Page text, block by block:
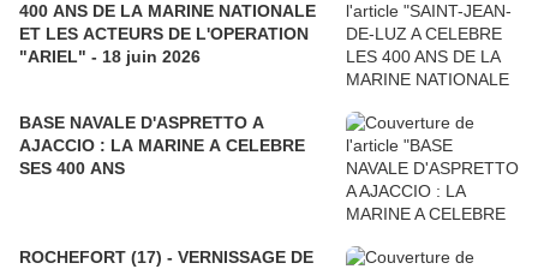
400 ANS DE LA MARINE NATIONALE
ET LES ACTEURS DE L'OPERATION
"ARIEL" - 18 juin 2026
BASE NAVALE D'ASPRETTO A
AJACCIO : LA MARINE A CELEBRE
SES 400 ANS
ROCHEFORT (17) - VERNISSAGE DE